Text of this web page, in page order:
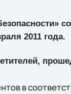
2011 года.
в